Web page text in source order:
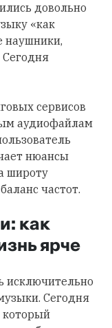
довольно
«как
наушники,
сервисов
аудиофайлам
нюансы
широту
частот.
как
ярче
исключительно
Сегодня
который